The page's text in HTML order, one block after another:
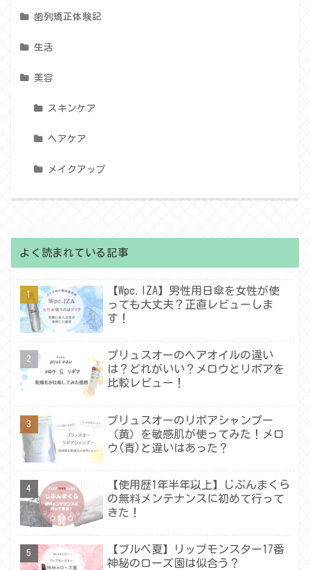
歯列矯正体験記
生活
美容
スキンケア
ヘアケア
メイクアップ
よく読まれている記事
【Wpc.IZA】男性用日傘を女性が使
っても大丈夫？正直レビューしま
す！
プリュスオーのヘアオイルの違い
は？どれがいい？メロウとリポアを
比較レビュー！
プリュスオーのリポアシャンプー
（黄）を敏感肌が使ってみた！メロ
ウ(青)と違いはあった？
【使用歴1年半年以上】じぶんまくら
の無料メンテナンスに初めて行って
きた！
【ブルベ夏】リップモンスター17番
神秘のローズ園は似合う？